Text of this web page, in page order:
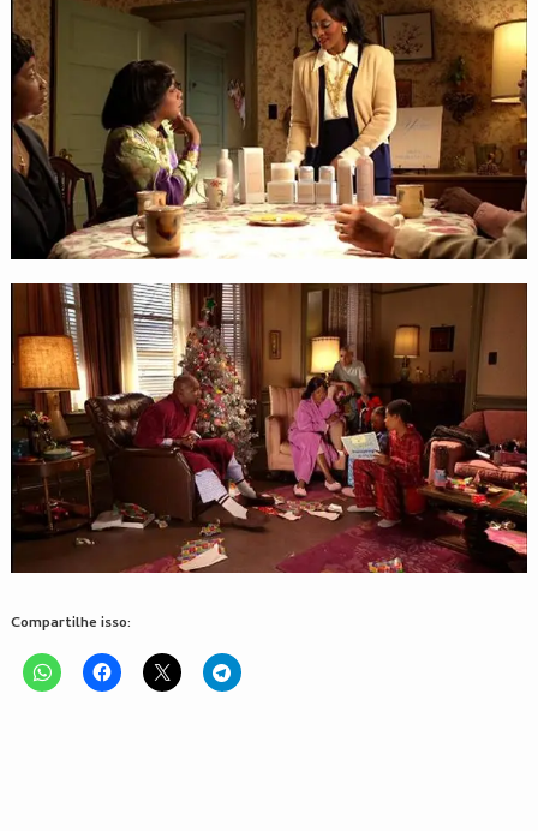
Compartilhe isso: